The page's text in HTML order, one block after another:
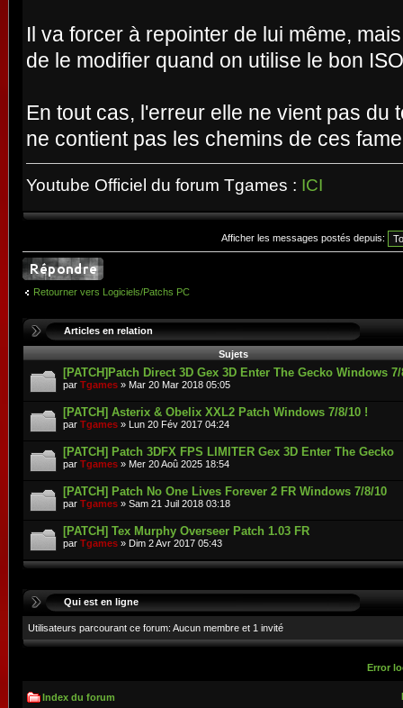
Il va forcer à repointer de lui même,
de le modifier quand on utilise le bon
En tout cas, l'erreur elle ne vient pas du
ne contient pas les chemins de ces
Youtube Officiel du forum Tgames : ICI
Afficher les messages postés depuis:
Retourner vers Logiciels/Patchs PC
Articles en relation
Sujets
[PATCH]Patch Direct 3D Gex 3D Enter The Gecko Windows 7/
par Tgames » Mar 20 Mar 2018 05:05
[PATCH] Asterix & Obelix XXL2 Patch Windows 7/8/10 !
par Tgames » Lun 20 Fév 2017 04:24
[PATCH] Patch 3DFX FPS LIMITER Gex 3D Enter The Gecko
par Tgames » Mer 20 Aoû 2025 18:54
[PATCH] Patch No One Lives Forever 2 FR Windows 7/8/10
par Tgames » Sam 21 Juil 2018 03:18
[PATCH] Tex Murphy Overseer Patch 1.03 FR
par Tgames » Dim 2 Avr 2017 05:43
Qui est en ligne
Utilisateurs parcourant ce forum: Aucun membre et 1 invité
Error
Index du forum